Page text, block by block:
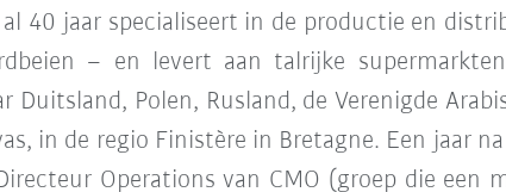
al 40 jaar specialiseert in de productie en
– en levert aan talrijke
Polen, Rusland, de Verenigde
in de regio Finistère in Bretagne. Een jaar
Operations van CMO (groep die een